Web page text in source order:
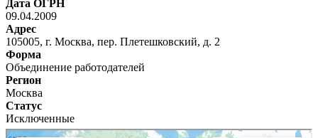
Дата ОГРН
09.04.2009
Адрес
105005, г. Москва, пер. Плетешковский, д. 2
Форма
Объединение работодателей
Регион
Москва
Статус
Исключенные